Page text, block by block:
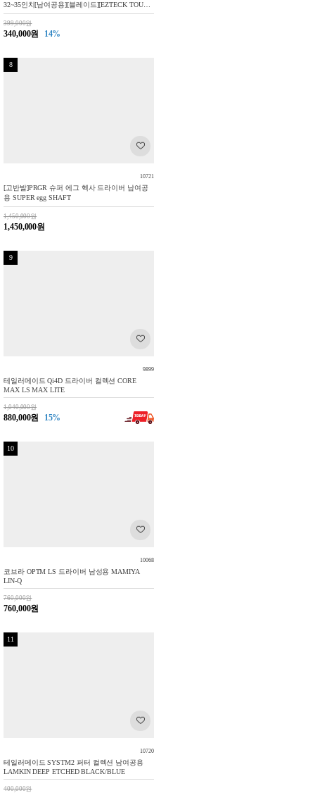
32~35인치[남여공용][블레이드][EZTECK TOUR
2.0 GRIP]
399,000원
340,000원 14%
8
10721
[고반발]PRGR 슈퍼 에그 헥사 드라이버 남여공
용 SUPER egg SHAFT
1,450,000원
1,450,000원
9
9899
테일러메이드 Qi4D 드라이버 컬렉션 CORE
MAX LS MAX LITE
1,040,000원
880,000원 15%
10
10068
코브라 OPTM LS 드라이버 남성용 MAMIYA
LIN-Q
760,000원
760,000원
11
10720
테일러메이드 SYSTM2 퍼터 컬렉션 남여공용
LAMKIN DEEP ETCHED BLACK/BLUE
400,000원